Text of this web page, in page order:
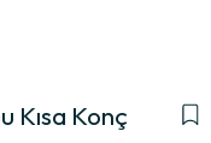
Kısa Konç